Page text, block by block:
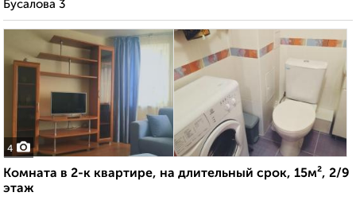
Бусалова 3
4
Комната в 2-к квартире, на длительный срок, 15м², 2/9
этаж